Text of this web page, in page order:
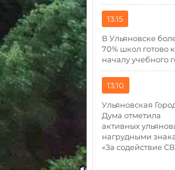
13:15
В Ульяновске
70% школ готово к
началу учебного
13:10
Ульяновская
Дума отметила
активных
нагрудными
«За содействие